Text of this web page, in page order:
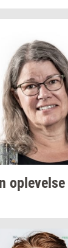
op­le­vel­se